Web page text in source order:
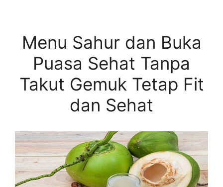
Menu Sahur dan Buka
Puasa Sehat Tanpa
Takut Gemuk Tetap Fit
dan Sehat